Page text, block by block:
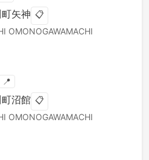
矢神 📋
OMONOGAWAMACHI
📍
沼館 📋
OMONOGAWAMACHI